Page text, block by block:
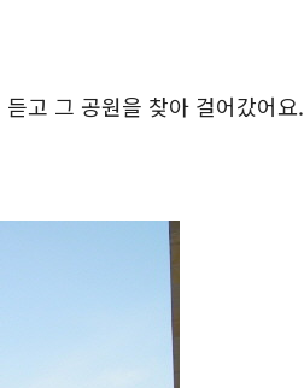
고 그 공원을 찾아 걸어갔어요.